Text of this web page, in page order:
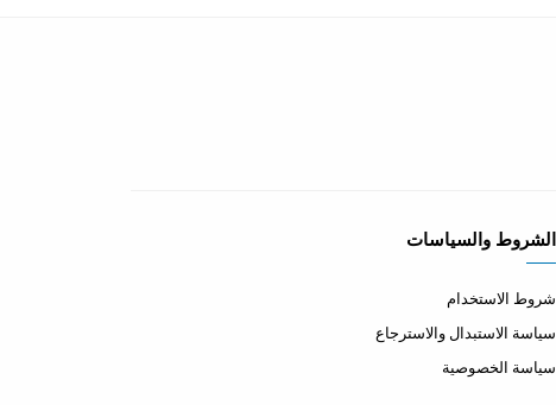
الشروط والسياسات
شروط الاستخدام
سياسة الاستبدال والاسترجاع
سياسة الخصوصية